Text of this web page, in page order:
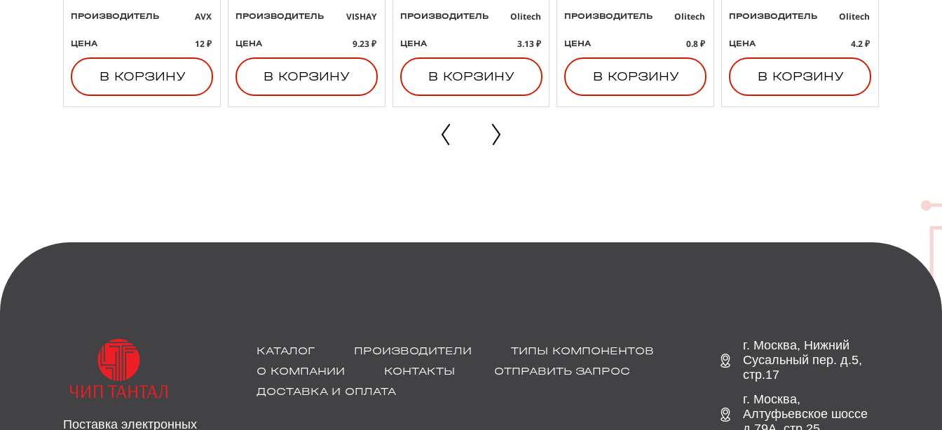
ПРОИЗВОДИТЕЛЬ AVX
ЦЕНА 12 ₽
В КОРЗИНУ
ПРОИЗВОДИТЕЛЬ VISHAY
ЦЕНА 9.23 ₽
В КОРЗИНУ
ПРОИЗВОДИТЕЛЬ Olitech
ЦЕНА 3.13 ₽
В КОРЗИНУ
ПРОИЗВОДИТЕЛЬ Olitech
ЦЕНА 0.8 ₽
В КОРЗИНУ
ПРОИЗВОДИТЕЛЬ Olitech
ЦЕНА 4.2 ₽
В КОРЗИНУ
Поставка электронных
КАТАЛОГ ПРОИЗВОДИТЕЛИ
ТИПЫ КОМПОНЕНТОВ
О КОМПАНИИ
КОНТАКТЫ
ОТПРАВИТЬ ЗАПРОС
ДОСТАВКА И ОПЛАТА
г. Москва, Нижний
Сусальный пер. д.5,
стр.17
г. Москва,
Алтуфьевское шоссе